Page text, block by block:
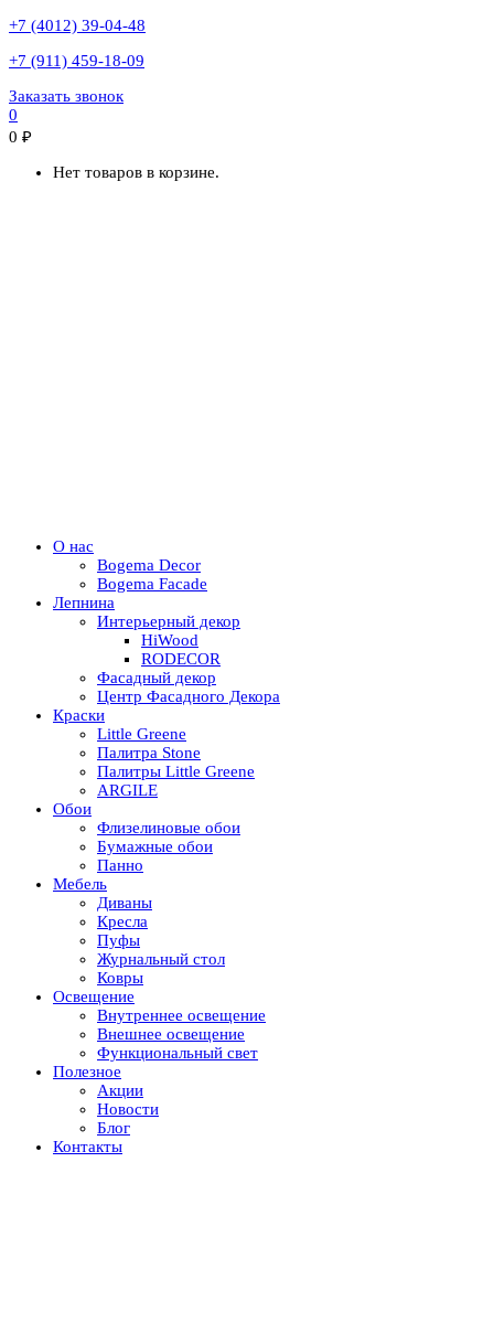
+7 (4012) 39-04-48
+7 (911) 459-18-09
Заказать звонок
0
0 ₽
Нет товаров в корзине.
О нас
Bogema Decor
Bogema Facade
Лепнина
Интерьерный декор
HiWood
RODECOR
Фасадный декор
Центр Фасадного Декора
Краски
Little Greene
Палитра Stone
Палитры Little Greene
ARGILE
Обои
Флизелиновые обои
Бумажные обои
Панно
Мебель
Диваны
Кресла
Пуфы
Журнальный стол
Ковры
Освещение
Внутреннее освещение
Внешнее освещение
Функциональный свет
Полезное
Акции
Новости
Блог
Контакты